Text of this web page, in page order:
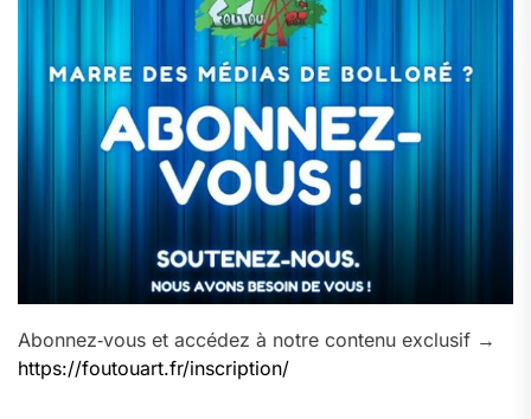
Abonnez‑vous et accédez à notre contenu exclusif →
https://foutouart.fr/inscription/